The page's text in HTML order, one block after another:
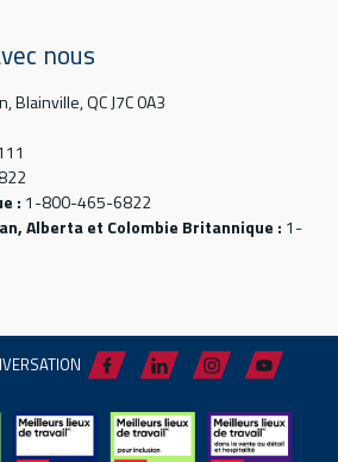
nous
Blainville, QC J7C 0A3
: 1-800-465-6822
Alberta et Colombie Britannique : 1-